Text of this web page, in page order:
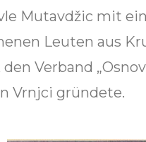
Mutavdžic mit
Leuten aus
Verband
Vrnjci gründete.